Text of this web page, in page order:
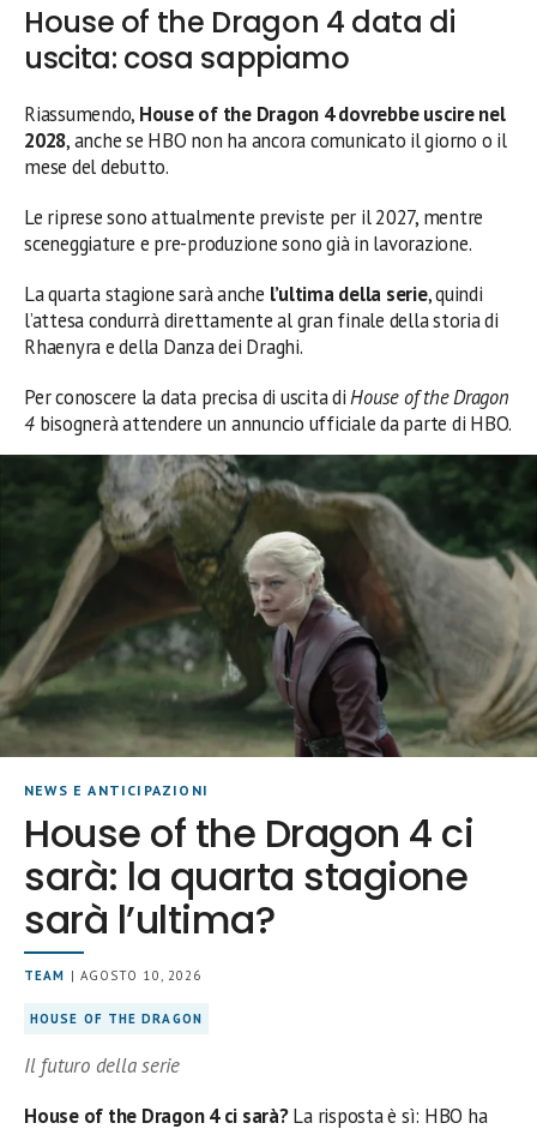
House of the Dragon 4 data di
uscita: cosa sappiamo
Riassumendo, House of the Dragon 4 dovrebbe uscire nel
2028, anche se HBO non ha ancora comunicato il giorno o il
mese del debutto.
Le riprese sono attualmente previste per il 2027, mentre
sceneggiature e pre-produzione sono già in lavorazione.
La quarta stagione sarà anche l’ultima della serie, quindi
l’attesa condurrà direttamente al gran finale della storia di
Rhaenyra e della Danza dei Draghi.
Per conoscere la data precisa di uscita diHouse of the Dragon
4bisognerà attendere un annuncio ufficiale da parte di HBO.
NEWS E ANTICIPAZIONI
House of the Dragon 4 ci
sarà: la quarta stagione
sarà l’ultima?
TEAM | AGOSTO 10, 2026
HOUSE OF THE DRAGON
Il futuro della serie
House of the Dragon 4 ci sarà?La risposta è sì: HBO ha